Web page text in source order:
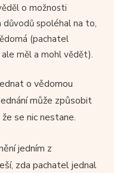
o možnosti
důvodů spoléhal na to,
(pachatel
měl a mohl vědět).
o vědomou
může způsobit
se nic nestane.
jedním z
zda pachatel jednal